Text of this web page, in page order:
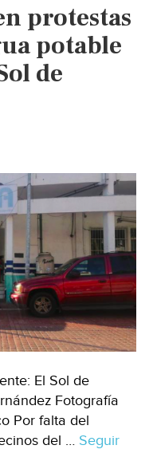
protestas
potable
de
El Sol de
Fotografía
Por falta del
del … Seguir